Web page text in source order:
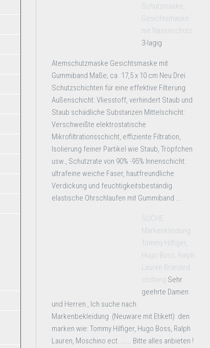
Schutzmaske,
Gesichtsmaske
mit Nasenschutz
3-lagig
Atemschutzmaske Gesichtsmaske mit
Gummiband Maße; ca. 17,5 x 10 cm Neu Drei
Schutzschichten für eine effektive Filterung
Außenschicht: Vliesstoff, verhindert Staub und
Staub schädliche Substanzen Mittelschicht:
Verschweißte elektrostatische
Mikrofiltrationsschicht, effiziente Filtration,
Isolierung feiner Partikel wie Staub, Tröpfchen
usw., Schutzrate von 90% -95% Innenschicht:
ultrafeine weiche Faser, hautfreundliche
Verdickung und feuchtigkeitsbeständig
elastische Ohrschlaufen mit Gummiband ...
SUCHE
Markenkleidung
Tommy Hilfiger,
Hugo Boss, Ralph
Lauren Branded
clothing Sehr
geehrte Damen
und Herren , Ich suche nach
Markenbekleidung (Neuware mit Etikett) den
marken wie: Tommy Hilfiger, Hugo Boss, Ralph
Lauren, Moschino ect. ..... Bitte alles anbieten !